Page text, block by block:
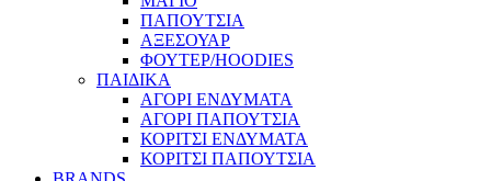
ΠΑΠΟΥΤΣΙΑ
ΑΞΕΣΟΥΑΡ
ΦΟΥΤΕΡ/HOODIES
ΠΑΙΔΙΚΑ
ΑΓΟΡΙ ΕΝΔΥΜΑΤΑ
ΑΓΟΡΙ ΠΑΠΟΥΤΣΙΑ
ΚΟΡΙΤΣΙ ΕΝΔΥΜΑΤΑ
ΚΟΡΙΤΣΙ ΠΑΠΟΥΤΣΙΑ